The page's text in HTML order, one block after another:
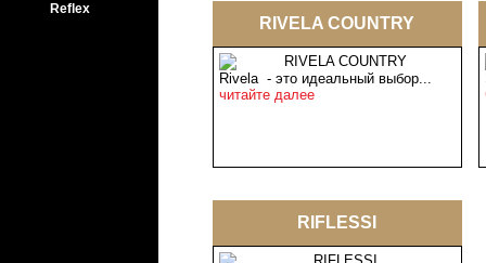
Reflex
RIVELA COUNTRY
Rivela - это идеальный выбор...
читайте далее
RIFLESSI